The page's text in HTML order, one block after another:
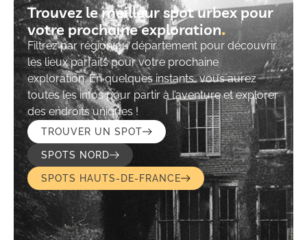
Trouvez le meilleur spot urbex pour
votre prochaine exploration​
Filtrez par région ou département pour découvrir
les lieux parfaits pour votre prochaine
exploration. En quelques instants, vous aurez
toutes les infos pour partir à l’aventure et explorer
des endroits uniques !
TROUVER UN SPOT
SPOTS NORD
SPOTS HAUTS-DE-FRANCE